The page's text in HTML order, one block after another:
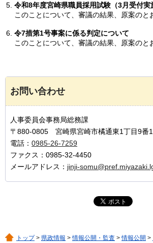
令和8年度宮崎県職員採用試験（3月受付実
このことについて、審議の結果、原案のと
令7措第1号事案に係る判定について
このことについて、審議の結果、原案のと
お問い合わせ
人事委員会事務局総務課
〒880-0805 宮崎県宮崎市橘通東1丁目9番
電話： 0985-26-7259
ファクス：0985-32-4450
メールアドレス： jinji-
トップ> 県政情報 >情報公開・監査 >情報公開 >